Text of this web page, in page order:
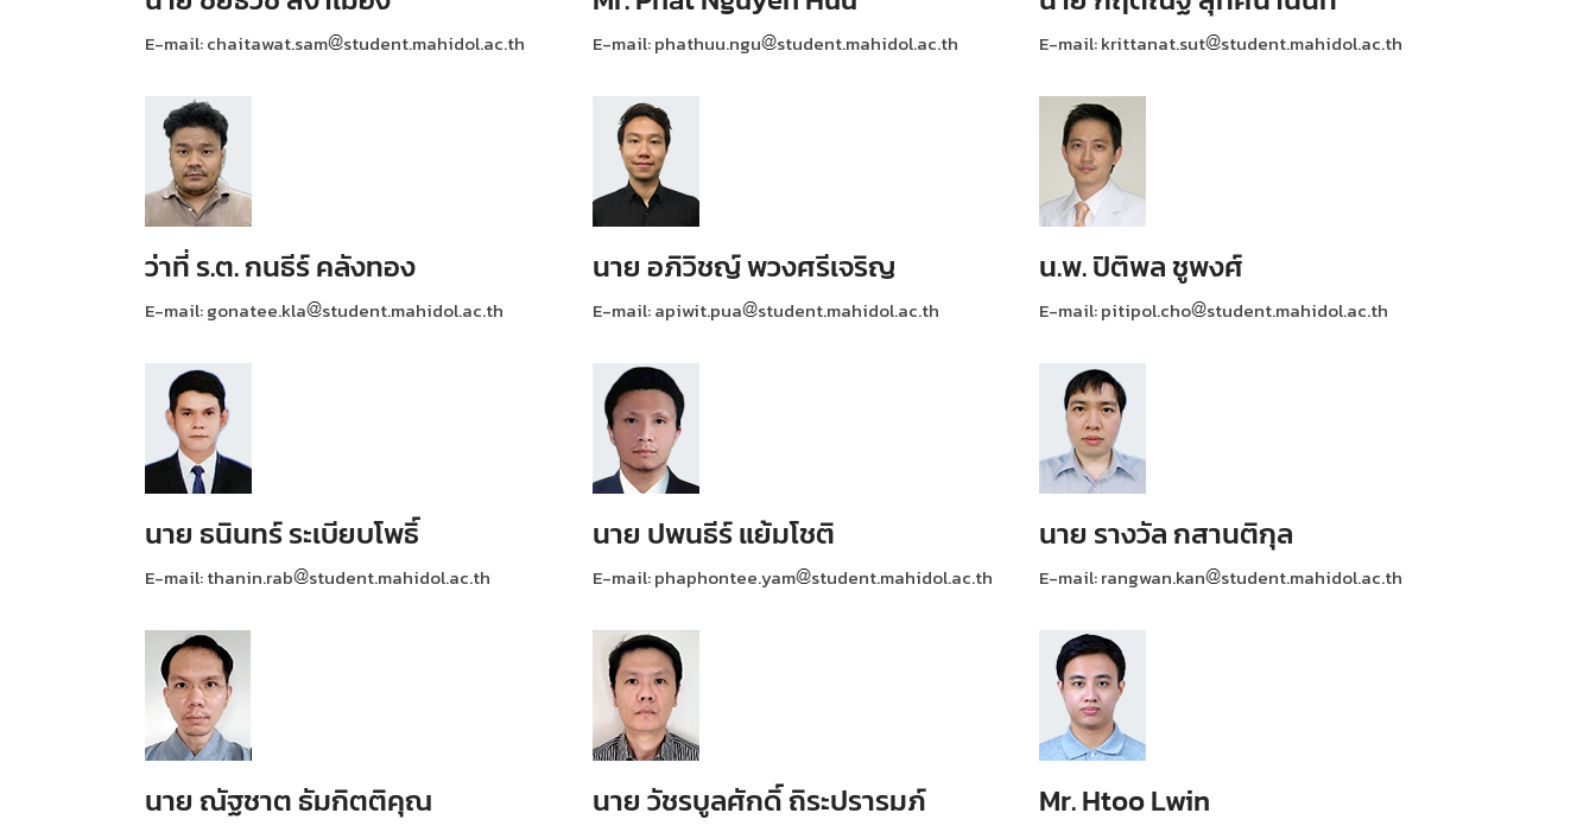
E-mail: chaitawat.sam student.mahidol.ac.th E-mail: phathuu.ngu student.mahidol.ac.th E-mail: krittanat.sut student.mahidol.ac.th
ว่าที่ ร.ต. กนธีร์ คลังทอง
E-mail: gonatee.kla student.mahidol.ac.th
นาย อภิวิชญ์ พวงศรีเจริญ
E-mail: apiwit.pua student.mahidol.ac.th
น.พ. ปิติพล ชูพงศ์
E-mail: pitipol.cho student.mahidol.ac.th
นาย ธนินทร์ ระเบียบโพธิ์
E-mail: thanin.rab student.mahidol.ac.th
นาย ปพนธีร์ แย้มโชติ
E-mail: phaphontee.yam student.mahidol.ac.th
นาย รางวัล กสานติกุล
E-mail: rangwan.kan student.mahidol.ac.th
นาย ณัฐชาต ธัมกิตติคุณ นาย วัชรบูลศักดิ์ ถิระปรารมภ์ Mr. Htoo Lwin